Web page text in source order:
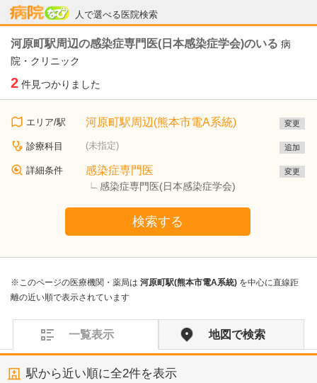
人で選べる医院検索
病院なび
河原町駅周辺の感染症専門医(日本感染症学会)のいる 病
院・クリニック
2 件見つかりました
エリア/駅 河原町駅周辺(熊本市電A系統) 変更
診療科目 (未指定) 追加
詳細条件 感染症専門医
感染症専門医(日本感染症学会)
変更
検索する
※このページの医療機関・薬局は 河原町駅(熊本市電A系統) を中心に直線距
離の近い順で表示されています
一覧表示 地図で検索
駅から近い順に全2件を表示